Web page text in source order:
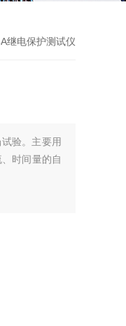
继电保护测试仪
验。主要用
时间量的自